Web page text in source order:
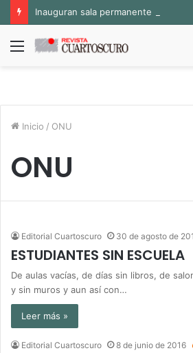
Menú
Inicio / ONU
ONU
Editorial Cuartoscuro 30 de agosto de
ESTUDIANTES SIN ESCUELA
De aulas vacías, de días sin libros, de
y sin muros y aun así con…
Leer más »
Editorial Cuartoscuro 8 de junio de 2016